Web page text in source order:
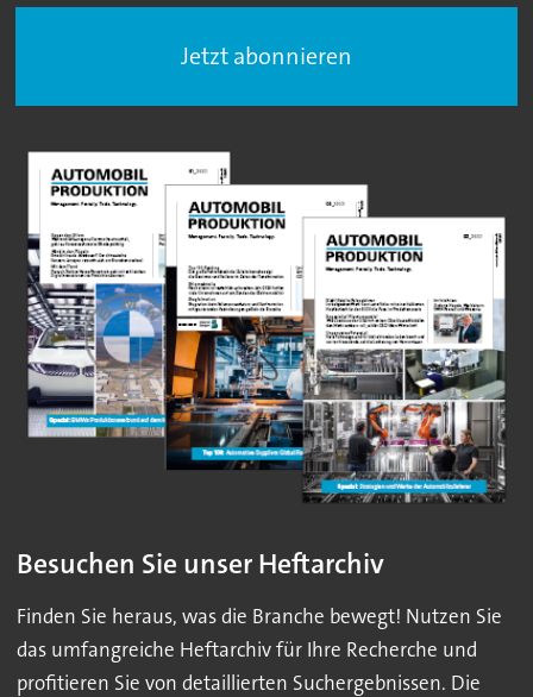
Jetzt abonnieren
Besuchen Sie unser Heftarchiv
Finden Sie heraus, was die Branche bewegt! Nutzen Sie
das umfangreiche Heftarchiv für Ihre Recherche und
profitieren Sie von detaillierten Suchergebnissen. Die